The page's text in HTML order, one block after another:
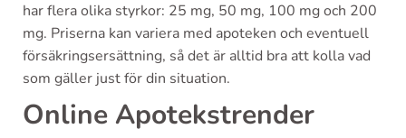
har flera olika styrkor: 25 mg, 50 mg, 100 mg och 200
mg. Priserna kan variera med apoteken och eventuell
försäkringsersättning, så det är alltid bra att kolla vad
som gäller just för din situation.
Online Apotekstrender